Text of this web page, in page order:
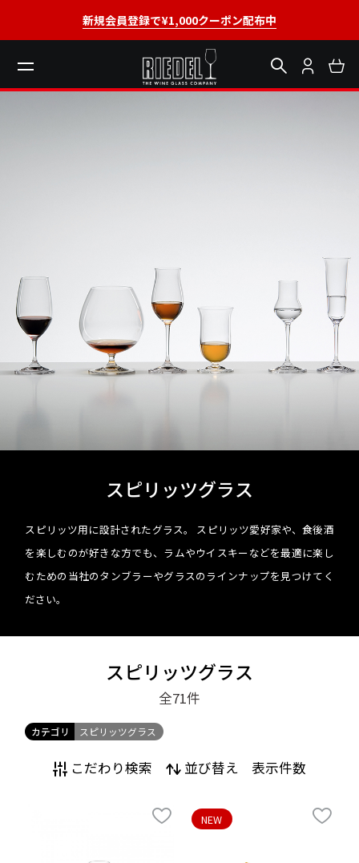
新規会員登録で¥1,000クーポン配布中
スピリッツグラス
スピリッツ用に設計されたグラス。 スピリッツ愛好家や、食後酒
を楽しむのが好きな方でも、ラムやウイスキーなどを最適に楽し
むための当社のタンブラーやグラスのラインナップを見つけてく
ださい。
スピリッツグラス
全71件
カテゴリ スピリッツグラス
こだわり検索 並び替え 表示件数
NEW